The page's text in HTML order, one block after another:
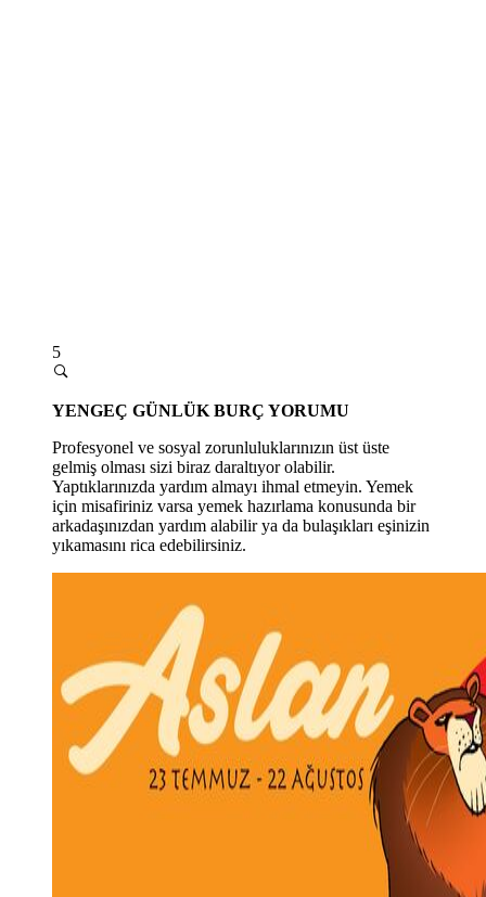
5
YENGEÇ GÜNLÜK BURÇ YORUMU
Profesyonel ve sosyal zorunluluklarınızın üst üste
gelmiş olması sizi biraz daraltıyor olabilir.
Yaptıklarınızda yardım almayı ihmal etmeyin. Yemek
için misafiriniz varsa yemek hazırlama konusunda bir
arkadaşınızdan yardım alabilir ya da bulaşıkları eşinizin
yıkamasını rica edebilirsiniz.